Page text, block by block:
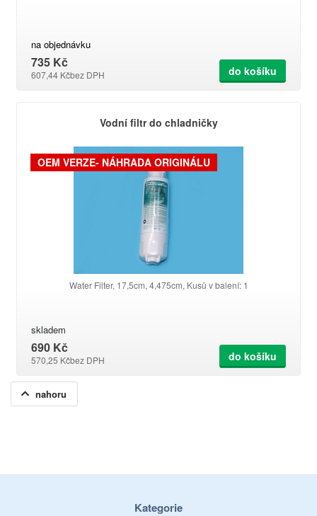
na objednávku
735 Kč
607,44 Kčbez DPH do košíku
Vodní filtr do chladničky
OEM VERZE- NÁHRADA ORIGINÁLU
Water Filter, 17,5cm, 4,475cm, Kusů v balení: 1
skladem
690 Kč
570,25 Kčbez DPH do košíku
nahoru
Kategorie